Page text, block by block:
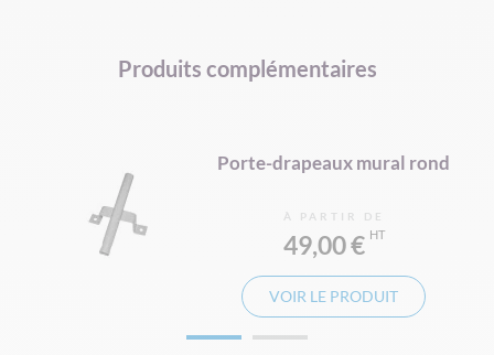
Produits complémentaires
Porte-drapeaux mural rond
À PARTIR DE
49,00 €
VOIR LE PRODUIT